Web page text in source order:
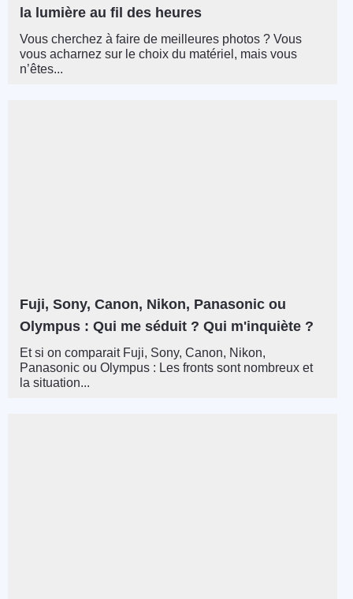
la lumière au fil des heures
Vous cherchez à faire de meilleures photos ? Vous
vous acharnez sur le choix du matériel, mais vous
n’êtes...
Fuji, Sony, Canon, Nikon, Panasonic ou
Olympus : Qui me séduit ? Qui m'inquiète ?
Et si on comparait Fuji, Sony, Canon, Nikon,
Panasonic ou Olympus : Les fronts sont nombreux et
la situation...